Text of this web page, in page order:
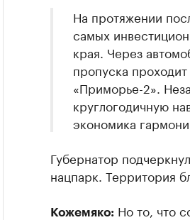
На протяжении
самых
края. Через
пропуска
«Приморье-2».
круглогодичную
экономика
Губернатор
нацпарк. Территория
Кожемяко:Но то, что